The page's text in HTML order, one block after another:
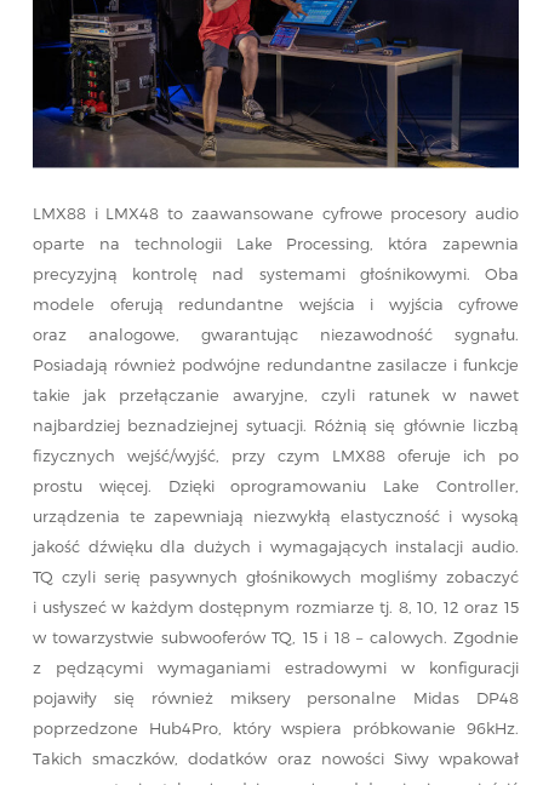
LMX88 i LMX48 to zaawansowane cyfrowe procesory audio
oparte na technologii Lake Processing, która zapewnia
precyzyjną kontrolę nad systemami głośnikowymi. Oba
modele oferują redundantne wejścia i wyjścia cyfrowe
oraz analogowe, gwarantując niezawodność sygnału.
Posiadają również podwójne redundantne zasilacze i funkcje
takie jak przełączanie awaryjne, czyli ratunek w nawet
najbardziej beznadziejnej sytuacji. Różnią się głównie liczbą
fizycznych wejść/wyjść, przy czym LMX88 oferuje ich po
prostu więcej. Dzięki oprogramowaniu Lake Controller,
urządzenia te zapewniają niezwykłą elastyczność i wysoką
jakość dźwięku dla dużych i wymagających instalacji audio.
TQ czyli serię pasywnych głośnikowych mogliśmy zobaczyć
i usłyszeć w każdym dostępnym rozmiarze tj. 8, 10, 12 oraz 15
w towarzystwie subwooferów TQ, 15 i 18 – calowych. Zgodnie
z pędzącymi wymaganiami estradowymi w konfiguracji
pojawiły się również miksery personalne Midas DP48
poprzedzone Hub4Pro, który wspiera próbkowanie 96kHz.
Takich smaczków, dodatków oraz nowości Siwy wpakował